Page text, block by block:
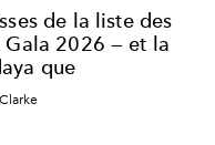
de la liste des
Gala 2026 — et la
que